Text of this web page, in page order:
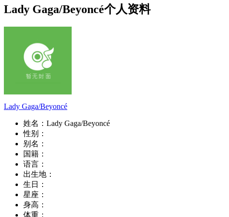
Lady Gaga/Beyoncé个人资料
Lady Gaga/Beyoncé
姓名： Lady Gaga/Beyoncé
性别：
别名：
国籍：
语言：
出生地：
生日：
星座：
身高：
体重：